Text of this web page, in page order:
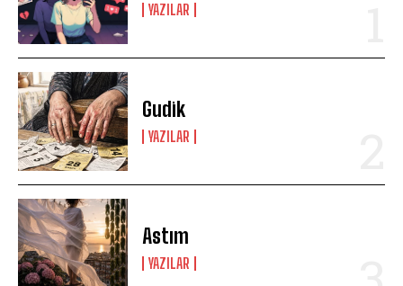
YAZILAR
Gudik
YAZILAR
Astım
YAZILAR